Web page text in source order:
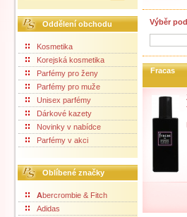
Oddělení obchodu
Kosmetika
Korejská kosmetika
Parfémy pro ženy
Parfémy pro muže
Unisex parfémy
Dárkové kazety
Novinky v nabídce
Parfémy v akci
Oblíbené značky
Abercrombie & Fitch
Adidas
Výběr
Fracas